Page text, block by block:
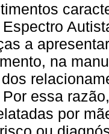
a
na
essa
por